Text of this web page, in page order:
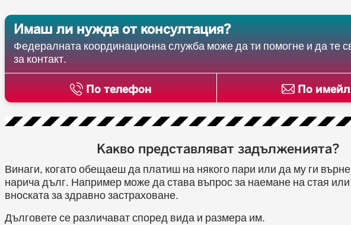
Имаш ли нужда от консултация?
Федералната координационна служба може да ти помогне и да те
за контакт.
По телефон По
Какво представляват задълженията?
Винаги, когато обещаеш да платиш на някого пари или да му ги
нарича дълг. Например може да става въпрос за наемане на стая
вноската за здравно застраховане.
Дълговете се различават според вида и размера им.